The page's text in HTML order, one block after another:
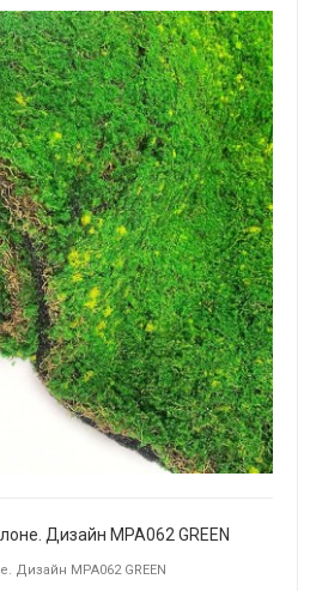
Дизайн MPA062 GREEN
Дизайн MPA062 GREEN